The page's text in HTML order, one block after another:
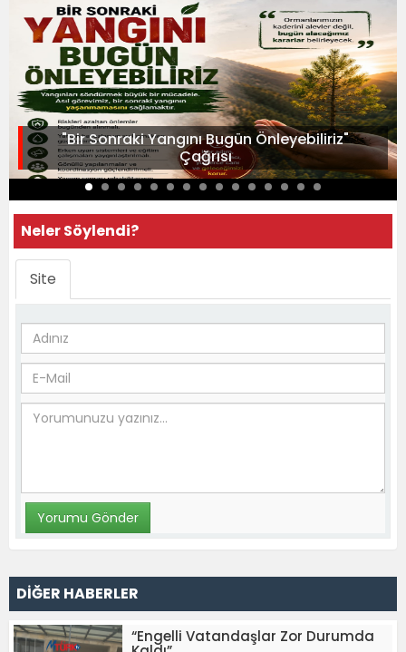
"Bir Sonraki Yangını Bugün Önleyebiliriz"
Çağrısı
Neler Söylendi?
Site
DİĞER HABERLER
“Engelli Vatandaşlar Zor Durumda